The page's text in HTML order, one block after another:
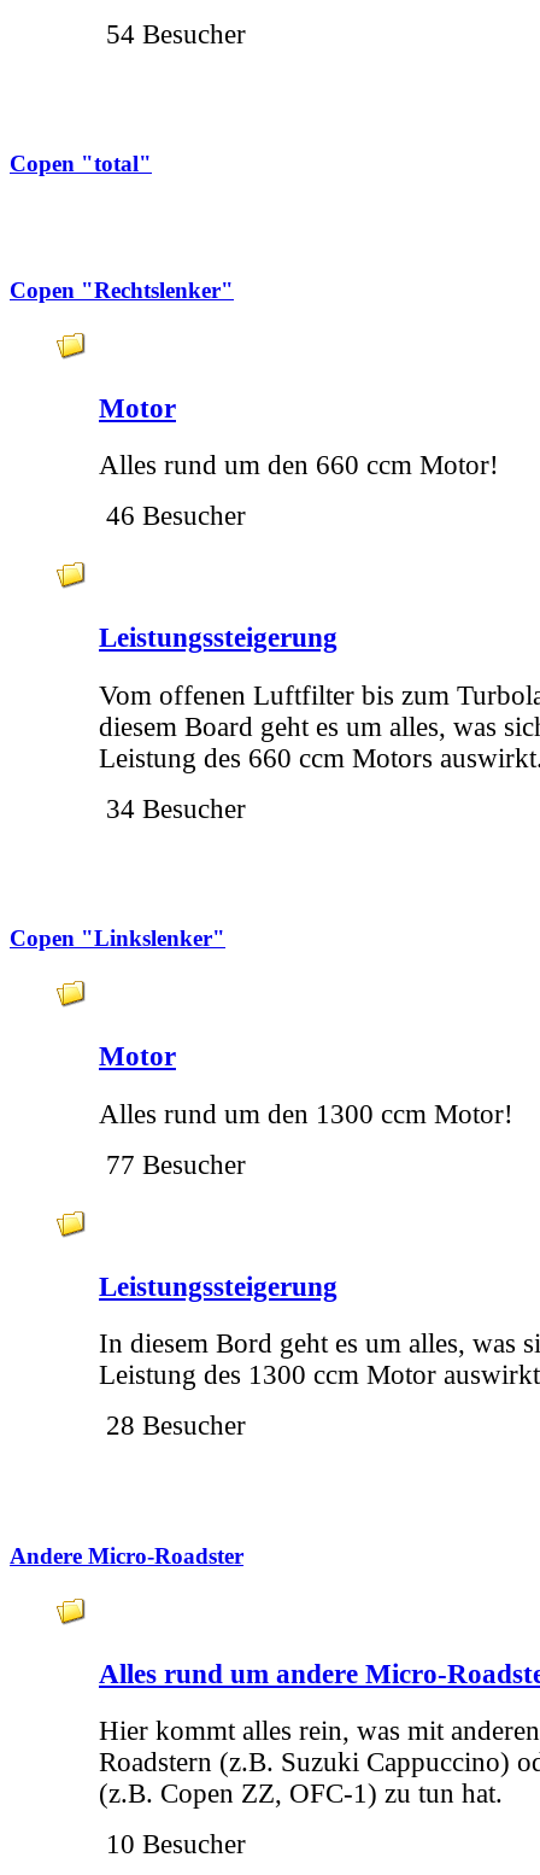
54 Besucher
Copen "total"
Copen "Rechtslenker"
Motor
Alles rund um den 660 ccm Motor!
46 Besucher
Leistungssteigerung
Vom offenen Luftfilter bis zum
diesem Board geht es um alles, was
Leistung des 660 ccm Motors
34 Besucher
Copen "Linkslenker"
Motor
Alles rund um den 1300 ccm Motor!
77 Besucher
Leistungssteigerung
In diesem Bord geht es um alles, was
Leistung des 1300 ccm Motor
28 Besucher
Andere Micro-Roadster
Alles rund um andere Micro-
Hier kommt alles rein, was mit
Roadstern (z.B. Suzuki Cappuccino)
(z.B. Copen ZZ, OFC-1) zu tun hat.
10 Besucher